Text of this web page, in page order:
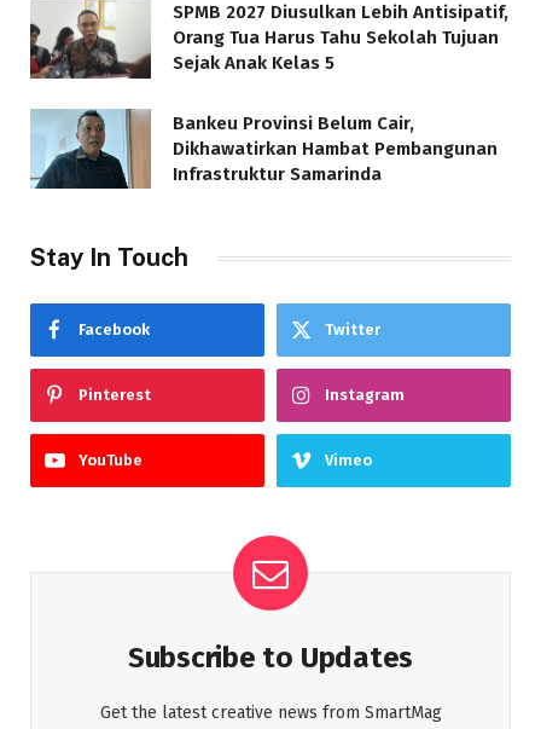
SPMB 2027 Diusulkan Lebih Antisipatif,
Orang Tua Harus Tahu Sekolah Tujuan
Sejak Anak Kelas 5
Bankeu Provinsi Belum Cair,
Dikhawatirkan Hambat Pembangunan
Infrastruktur Samarinda
Stay In Touch
Facebook Twitter
Pinterest Instagram
YouTube Vimeo
Subscribe to Updates
Get the latest creative news from SmartMag